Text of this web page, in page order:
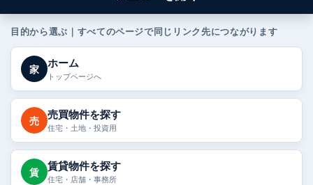
目的から選ぶ｜すべてのページで同じリンク先につながります
家 ホーム
トップページへ
売 売買物件を探す
住宅・土地・投資用
賃 賃貸物件を探す
住宅・店舗・事務所